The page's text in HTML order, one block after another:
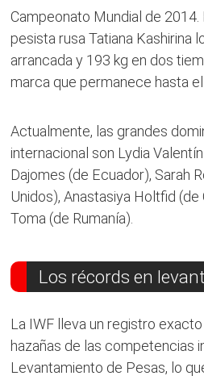
Campeonato Mundial de
pesista rusa Tatiana Kashirina
arrancada y 193 kg en dos
marca que permanece hasta
Actualmente, las grandes
internacional son Lydia
Dajomes (de Ecuador), Sarah
Unidos), Anastasiya Holtfid
Toma (de Rumanía).
​Los récords en
La IWF lleva un registro
hazañas de las competencias
Levantamiento de Pesas, lo